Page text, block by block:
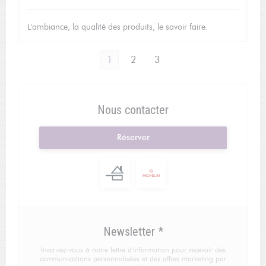
L'ambiance, la qualité des produits, le savoir faire.
1 2 3
Nous contacter
Réserver
Newsletter *
Inscrivez-vous à notre lettre d'information pour recevoir des
communications personnalisées et des offres marketing par